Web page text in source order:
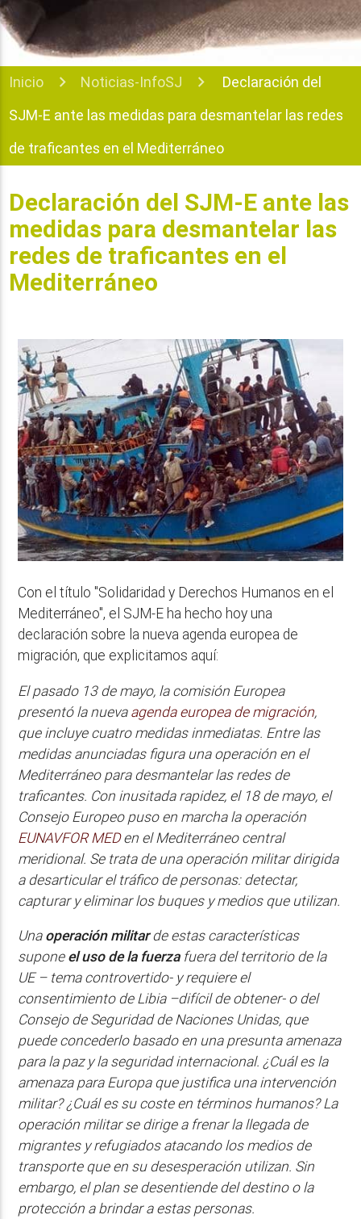
Inicio Noticias-InfoSJ
Declaración del
SJM-E ante las medidas para desmantelar las redes
de traficantes en el Mediterráneo
Declaración del SJM-E ante las
medidas para desmantelar las
redes de traficantes en el
Mediterráneo
Con el título "Solidaridad y Derechos Humanos en el
Mediterráneo", el SJM-E ha hecho hoy una
declaración sobre la nueva agenda europea de
migración, que explicitamos aquí:
El pasado 13 de mayo, la comisión Europea
presentó la nuevaagenda europea de migración,
que incluye cuatro medidas inmediatas. Entre las
medidas anunciadas figura una operación en el
Mediterráneo para desmantelar las redes de
traficantes. Con inusitada rapidez, el 18 de mayo, el
Consejo Europeo puso en marcha la operación
EUNAVFOR MEDen el Mediterráneo central
meridional. Se trata de una operación militar dirigida
a desarticular el tráfico de personas: detectar,
capturar y eliminar los buques y medios que utilizan.
Unaoperación militarde estas características
suponeel uso de la fuerzafuera del territorio de la
UE – tema controvertido- y requiere el
consentimiento de Libia –difícil de obtener- o del
Consejo de Seguridad de Naciones Unidas, que
puede concederlo basado en una presunta amenaza
para la paz y la seguridad internacional. ¿Cuál es la
amenaza para Europa que justifica una intervención
militar? ¿Cuál es su coste en términos humanos? La
operación militar se dirige a frenar la llegada de
migrantes y refugiados atacando los medios de
transporte que en su desesperación utilizan. Sin
embargo, el plan se desentiende del destino o la
protección a brindar a estas personas.